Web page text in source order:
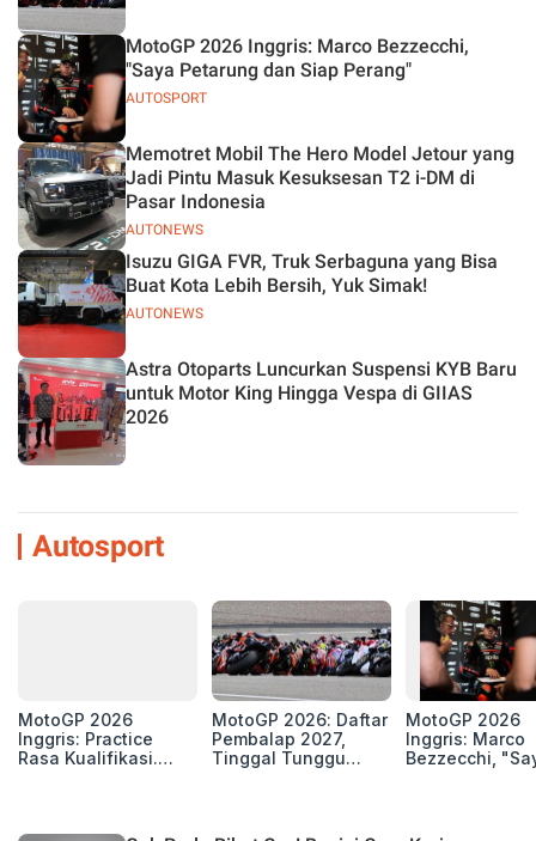
AUTOSPORT
MotoGP 2026 Inggris: Marco Bezzecchi,
"Saya Petarung dan Siap Perang"
AUTONEWS
Memotret Mobil The Hero Model Jetour yang
Jadi Pintu Masuk Kesuksesan T2 i-DM di
Pasar Indonesia
AUTONEWS
Isuzu GIGA FVR, Truk Serbaguna yang Bisa
Buat Kota Lebih Bersih, Yuk Simak!
Astra Otoparts Luncurkan Suspensi KYB Baru
untuk Motor King Hingga Vespa di GIIAS
2026
Autosport
MotoGP 2026
Inggris: Practice
Rasa Kualifikasi.
Silverstone!
MotoGP 2026: Daftar
Pembalap 2027,
Tinggal Tunggu
MotoGP 2026
Inggris: Marco
Bezzecchi,